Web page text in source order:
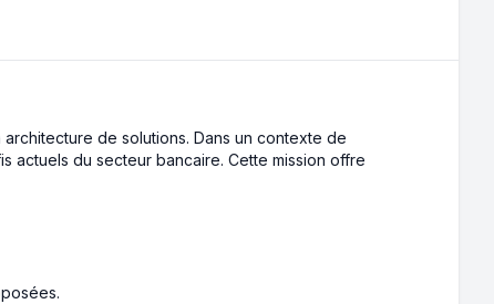
de solutions. Dans un contexte de
actuels du secteur bancaire. Cette mission offre